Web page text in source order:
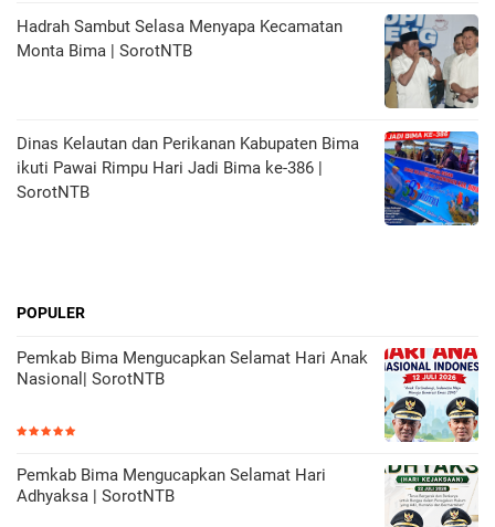
Hadrah Sambut Selasa Menyapa Kecamatan
Monta Bima | SorotNTB
Dinas Kelautan dan Perikanan Kabupaten Bima
ikuti Pawai Rimpu Hari Jadi Bima ke-386 |
SorotNTB
POPULER
Pemkab Bima Mengucapkan Selamat Hari Anak
Nasional| SorotNTB
Pemkab Bima Mengucapkan Selamat Hari
Adhyaksa | SorotNTB